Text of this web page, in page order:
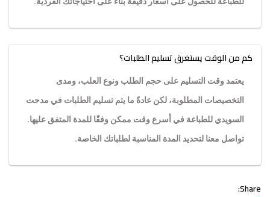
كم من الوقت يستغرق تسليم الطلبات؟
يعتمد وقت التسليم على حجم الطلب ونوع العلب، ومدى
التخصيصات المطلوبة، لكن عادةً ما يتم تسليم الطلبات في مدحت
السويدي للطباعة في أسرع وقت ممكن وفقًا للمدة المتفق عليها.
تواصل معنا لتحديد المدة المناسبة لطلباتك الخاصة.
Share: